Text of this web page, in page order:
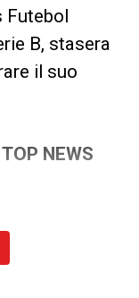
Futebol
B, stasera
il suo
NEWS